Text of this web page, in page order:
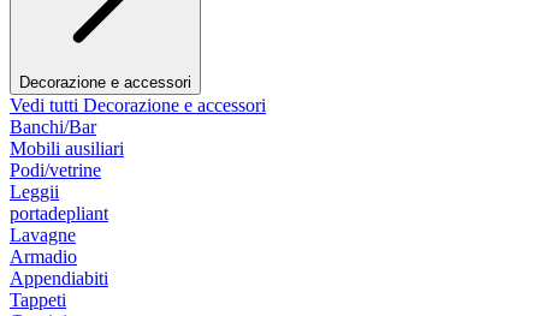
Decorazione e accessori
Vedi tutti Decorazione e accessori
Banchi/Bar
Mobili ausiliari
Podi/vetrine
Leggii
portadepliant
Lavagne
Armadio
Appendiabiti
Tappeti